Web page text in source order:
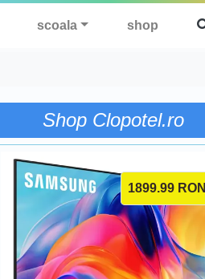
scoala shop
Shop Clopotel.ro
1899.99 RON